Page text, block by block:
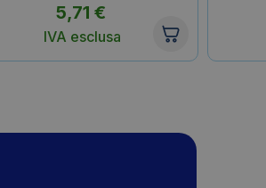
5,71 €
IVA esclusa